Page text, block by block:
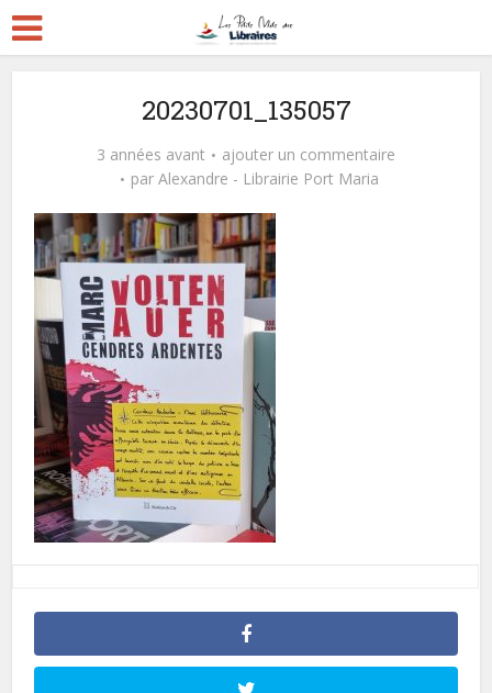
20230701_135057
3 années avant
ajouter un commentaire
par Alexandre - Librairie Port Maria